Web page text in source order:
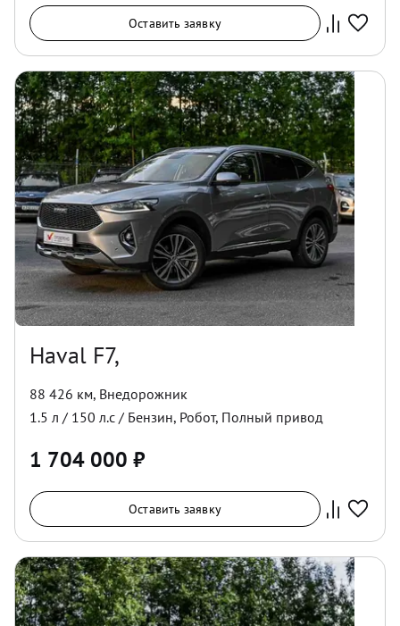
Оставить заявку
Haval F7,
88 426 км, Внедорожник
1.5 л / 150 л.с / Бензин, Робот, Полный привод
1 704 000 ₽
Оставить заявку